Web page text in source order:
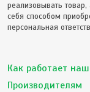
реализовывать
себя способом
персональная
Как работает наш
Производителям